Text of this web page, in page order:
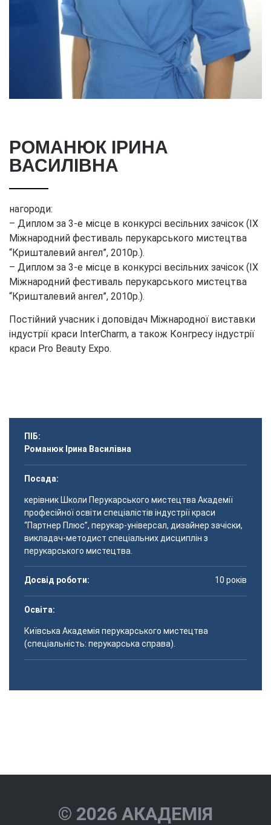
РОМАНЮК ІРИНА
ВАСИЛІВНА
нагороди:
– Диплом за 3-е місце в конкурсі весільних зачісок (IX
Міжнародний фестиваль перукарського мистецтва
“Кришталевий ангел”, 2010р.).
– Диплом за 3-е місце в конкурсі весільних зачісок (IX
Міжнародний фестиваль перукарського мистецтва
“Кришталевий ангел”, 2010р.).
Постійний учасник і доповідач Міжнародної виставки
індустрії краси InterCharm, а також Конгресу індустрії
краси Pro Beauty Expo.
ПІБ:
Романюк Ірина Василівна
Посада:
керівник Школи Перукарського мистецтва Академії
професійної освіти спеціалістів індустрії краси
“Партнер Плюс”, перукар-універсал, дизайнер зачіски,
викладач-методист спеціальних дисциплін з
перукарського мистецтва.
Досвід роботи: 10 років
Освіта:
Київська Академія перукарського мистецтва
(спеціальність: перукарська справа).
© 2026 АКАДЕМІЯ